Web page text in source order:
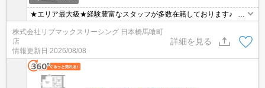
★エリア最大級★経験豊富なスタッフが多数在籍しております♪ 初
期費用クレジット支払可能！オンライン内覧・オンライン契約等弊
社に一度も来店せずとも問題ありません♪弊社ではネットに掲載され
ている物件も全てご紹介可能になりますので気になる物件は全て申
し付けください★
株式会社リブマックスリーシング 日本橋馬喰町
店
情報更新日 2026/08/08
詳細を見る